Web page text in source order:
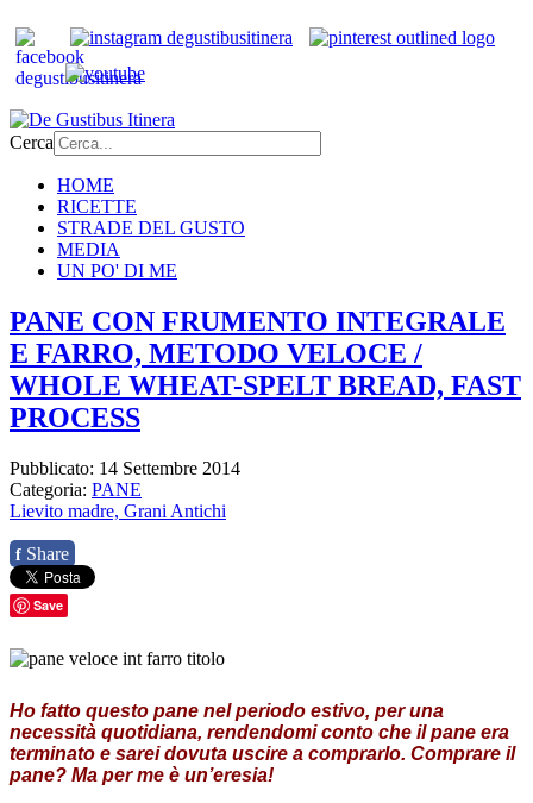
Cerca
HOME
RICETTE
STRADE DEL GUSTO
MEDIA
UN PO' DI ME
PANE CON FRUMENTO INTEGRALE
E FARRO, METODO VELOCE /
WHOLE WHEAT-SPELT BREAD, FAST
PROCESS
Pubblicato: 14 Settembre 2014
Categoria: PANE
Lievito madre, Grani Antichi
f Share
Save
Ho fatto questo pane nel periodo estivo, per una
necessità quotidiana, rendendomi conto che il pane era
terminato e sarei dovuta uscire a comprarlo. Comprare il
pane? Ma per me è un’eresia!